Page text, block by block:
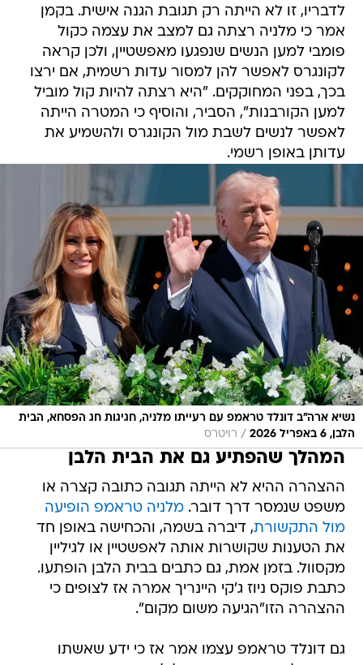
לדבריו, זו לא הייתה רק תגובת הגנה אישית. בקמן
אמר כי מלניה רצתה גם למצב את עצמה כקול
פומבי למען הנשים שנפגעו מאפשטיין, ולכן קראה
לקונגרס לאפשר להן למסור עדות רשמית, אם ירצו
בכך, בפני המחוקקים. "היא רצתה להיות קול מוביל
למען הקורבנות", הסביר, והוסיף כי המטרה הייתה
לאפשר לנשים לשבת מול הקונגרס ולהשמיע את
עדותן באופן רשמי.
נשיא ארה"ב דונלד טראמפ עם רעייתו מלניה, חגיגות חג הפסחא, הבית
הלבן, 6 באפריל 2026
/ רויטרס
המהלך שהפתיע גם את הבית הלבן
ההצהרה ההיא לא הייתה תגובה כתובה קצרה או
משפט שנמסר דרך דובר.מלניה טראמפ הופיעה
מול התקשורת, דיברה בשמה, והכחישה באופן חד
את הטענות שקושרות אותה לאפשטיין או לגיליין
מקסוול. בזמן אמת, גם כתבים בבית הלבן הופתעו.
כתבת פוקס ניוז ג'קי היינריך אמרה אז לצופים כי
ההצהרה הזו"הגיעה משום מקום".
גם דונלד טראמפ עצמו אמר אז כי ידע שאשתו